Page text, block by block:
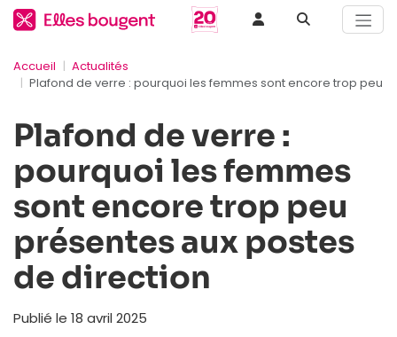
Accueil
Actualités
Plafond de verre : pourquoi les femmes sont encore trop peu
Plafond de verre :
pourquoi les femmes
sont encore trop peu
présentes aux postes
de direction
Publié le 18 avril 2025